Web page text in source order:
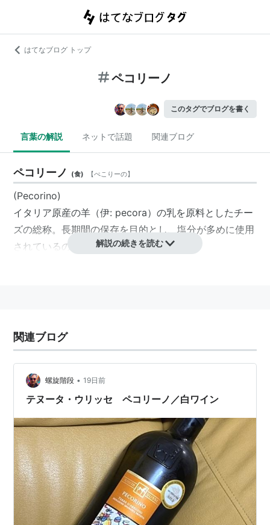
はてなブログ トップ
ペコリーノ
このタグでブログを書く
言葉の解説 ネットで話題 関連ブログ
ペコリーノ (食) 【ぺこりーの】
(Pecorino)
イタリア原産の羊（伊: pecora）の乳を原料としたチー
ズの総称。長期間の保存を目的とし、塩分が多めに使用
されているので、塩気が強い。
解説の続きを読む
関連ブログ
螺旋階段 • 19日前
テヌータ・ウリッセ ペコリーノ／白ワイン